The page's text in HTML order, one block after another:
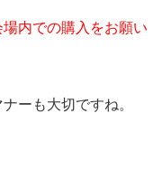
内での購入をお願い
ーも大切ですね。